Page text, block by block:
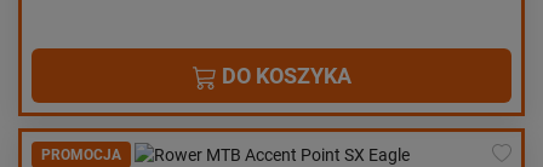
DO KOSZYKA
PROMOCJA